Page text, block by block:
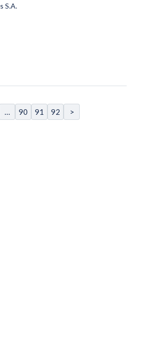
S.A.
… 90 91 92 >